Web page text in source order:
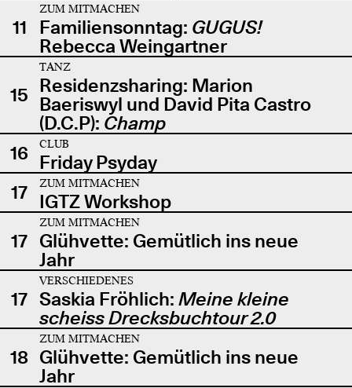
11
ZUM MITMACHEN
Familiensonntag: GUGUS!
Rebecca Weingartner
15
TANZ
Residenzsharing: Marion
Baeriswyl und David Pita Castro
(D.C.P): Champ
16
CLUB
Friday Psyday
17
ZUM MITMACHEN
IGTZ Workshop
17
ZUM MITMACHEN
Glühvette: Gemütlich ins neue
Jahr
17
VERSCHIEDENES
Saskia Fröhlich: Meine kleine
scheiss Drecksbuchtour 2.0
18
ZUM MITMACHEN
Glühvette: Gemütlich ins neue
Jahr